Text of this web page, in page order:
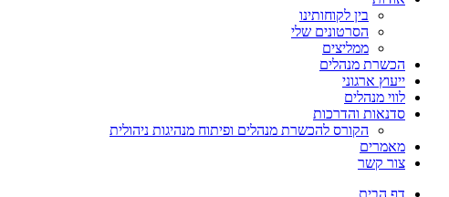
בין לקוחותינו
הסרטונים שלי
ממליצים
הכשרת מנהלים
ייעוץ ארגוני
לווי מנהלים
סדנאות והדרכות
הקורס להכשרת מנהלים ופיתוח מנהיגות ניהולית
מאמרים
צור קשר
דף הבית